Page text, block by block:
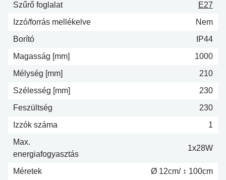
Szűrő foglalat
E27
Izzó/forrás mellékelve
Nem
Borító
IP44
Magasság [mm]
1000
Mélység [mm]
210
Szélesség [mm]
230
Feszültség
230
Izzók száma
1
Max.
energiafogyasztás
1x28W
Méretek
Ø 12cm/ ↕ 100cm